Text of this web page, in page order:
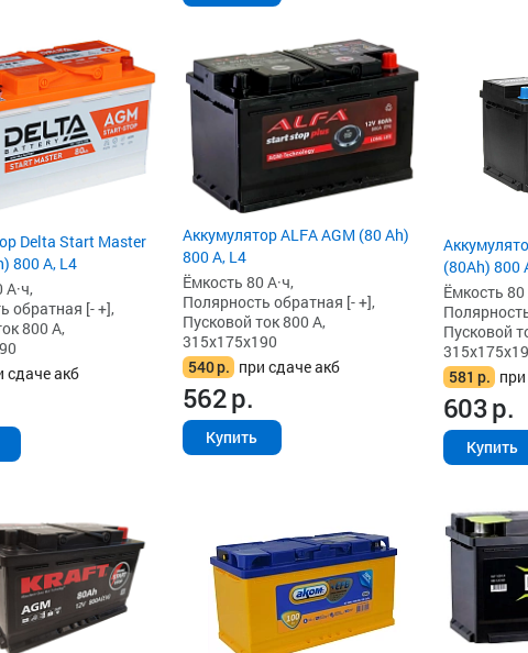
Delta Start Master
800 А, L4
А·ч,
обратная [- +],
800 А,
сдаче акб
Аккумулятор ALFA AGM (80 Ah)
800 А, L4
Ёмкость 80 А·ч,
Полярность обратная [- +],
Пусковой ток 800 А,
315x175x190
540р. при сдаче акб
562р.
Купить
(80Ah) 800
Ёмкость 80
Пусковой
581 р.
603р.
Купить